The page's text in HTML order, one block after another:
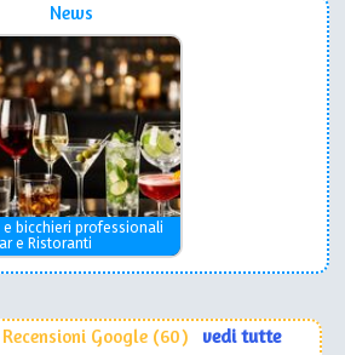
News
e bicchieri professionali
e Ristoranti
Recensioni Google (60) vedi tutte